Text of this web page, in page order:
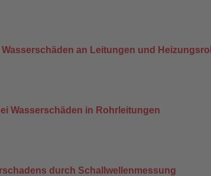
an Leitungen und
Wasserschäden in Rohrleitungen
durch Schallwellenmessung